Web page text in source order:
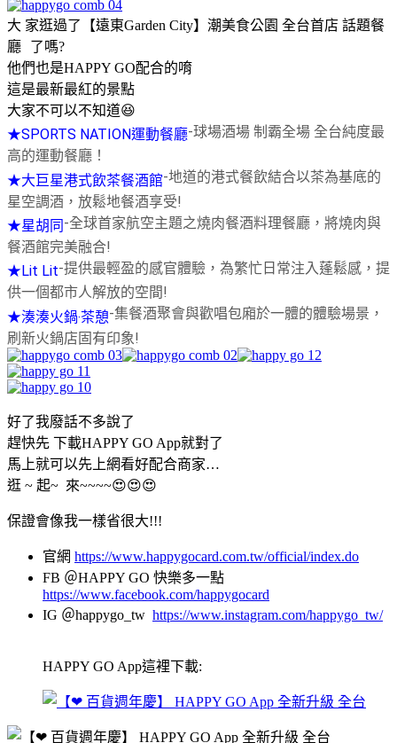
大 家逛過了【遠東Garden City】潮美食公園 全台首店 話題餐
廳 了嗎?
他們也是HAPPY GO配合的唷
這是最新最紅的景點
大家不可以不知道😆
★SPORTS NATION運動餐廳-球場酒場 制霸全場 全台純度最
高的運動餐廳！
★大巨星港式飲茶餐酒館-地道的港式餐飲結合以茶為基底的
星空調酒，放鬆地餐酒享受!
★星胡同-全球首家航空主題之燒肉餐酒料理餐廳，將燒肉與
餐酒館完美融合!
★Lit Lit-提供最輕盈的感官體驗，為繁忙日常注入蓬鬆感，提
供一個都市人解放的空間!
★湊湊火鍋‧茶憩-集餐酒聚會與歡唱包廂於一體的體驗場景，
刷新火鍋店固有印象!
好了我廢話不多說了
趕快先 下載HAPPY GO App就對了
馬上就可以先上網看好配合商家…
逛 ~ 起~ 來~~~~😍😍😍
保證會像我一樣省很大!!!
官網 https://www.happygocard.com.tw/official/index.do
FB ＠HAPPY GO 快樂多一點
https://www.facebook.com/happygocard
IG ＠happygo_tw https://www.instagram.com/happygo_tw/
HAPPY GO App這裡下載: